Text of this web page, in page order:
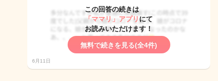
この回答の続きは
「ママリ」アプリ にて
お読みいただけます！
無料で続きを見る(全4件)
6月11日